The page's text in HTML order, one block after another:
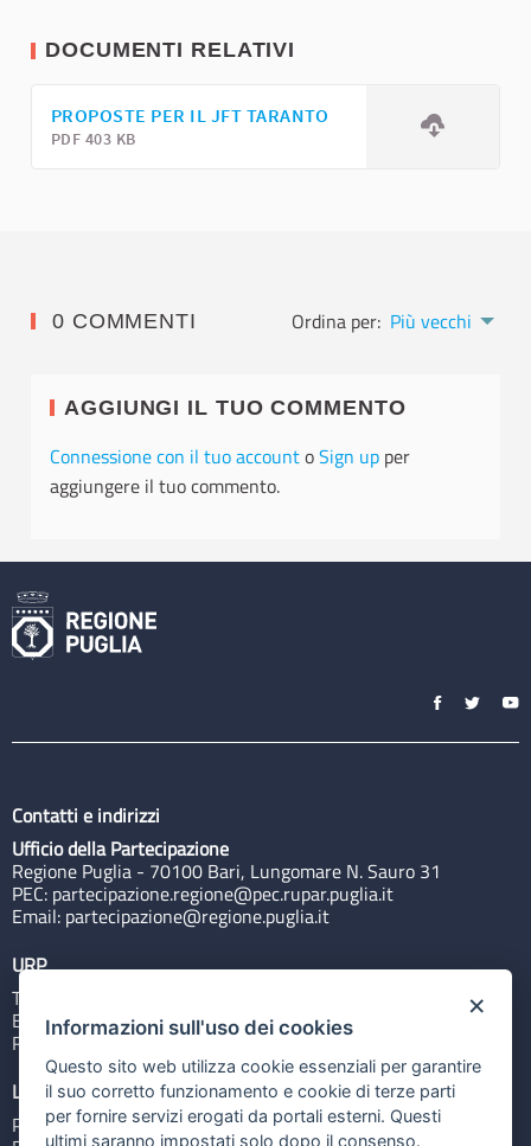
DOCUMENTI RELATIVI
PROPOSTE PER IL JFT TARANTO
PDF 403 KB
0 COMMENTI Ordina per: Più vecchi
AGGIUNGI IL TUO COMMENTO
Connessione con il tuo accountoSign up per
aggiungere il tuo commento.
Contatti e indirizzi
Ufficio della Partecipazione
Regione Puglia - 70100 Bari, Lungomare N. Sauro 31
PEC: partecipazione.regione@pec.rupar.puglia.it
Email: partecipazione@regione.puglia.it
URP
Tel: 800713939
Email:quiregione@regione.puglia.it
Rubrica
Link utili
Portale Istituzionale
×
Informazioni sull'uso dei cookies
Questo sito web utilizza cookie essenziali per garantire
il suo corretto funzionamento e cookie di terze parti
per fornire servizi erogati da portali esterni. Questi
ultimi saranno impostati solo dopo il consenso.